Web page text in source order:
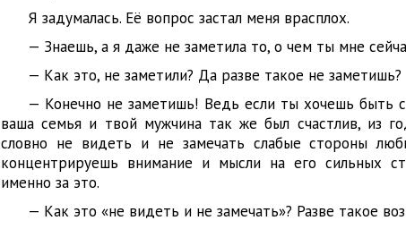
Я задумалась. Её вопрос застал меня врасплох.
— Знаешь, а я даже не заметила то, о чем ты мне
— Как это, не заметили? Да разве такое не заметишь?
— Конечно не заметишь! Ведь если ты хочешь быть
ваша семья и твой мужчина так же был счастлив, из
словно не видеть и не замечать слабые стороны
концентрируешь внимание и мысли на его сильных
именно за это.
— Как это «не видеть и не замечать»? Разве такое